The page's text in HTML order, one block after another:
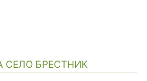
СЕЛО БРЕСТНИК